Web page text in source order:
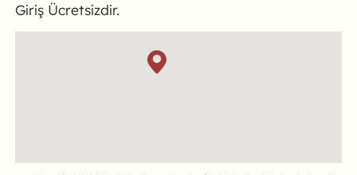
Giriş Ücretsizdir.